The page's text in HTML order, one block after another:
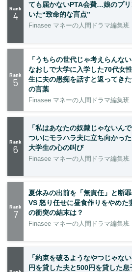
Rank
4
ても届かないPTA会費…娘のプ
いた“致命的な盲点”
Finasee マネーの人間ドラマ編集班
Rank
5
「うちらの世代じゃ考えらんな
なおしで大学に入学した70代女
生に夫の愚痴を話すと返ってき
の言葉
Finasee マネーの人間ドラマ編集班
Rank
6
「私はあなたの奴隷じゃないんで
ついにモラハラ夫に立ち向かっ
大学生の心の叫び
Finasee マネーの人間ドラマ編集班
Rank
7
夏休みの出前を「無責任」と断
VS 怒り任せに昼食作りをやめ
の衝突の結末は？
Finasee マネーの人間ドラマ編集班
「約束を破るようなやつじゃな
円を貸した夫と500円を貸した